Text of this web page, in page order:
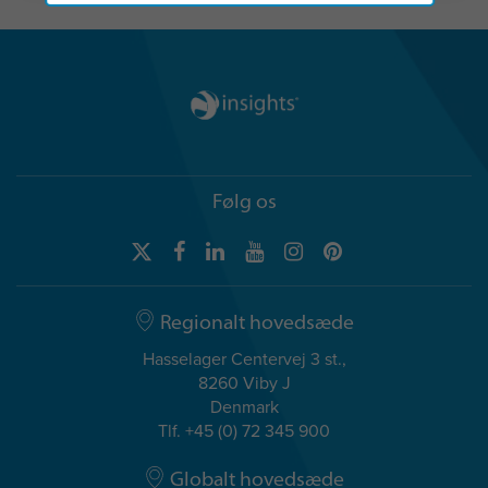
Følg os
Regionalt hovedsæde
Hasselager Centervej 3 st.,
8260 Viby J
Denmark
Tlf. +45 (0) 72 345 900
Globalt hovedsæde